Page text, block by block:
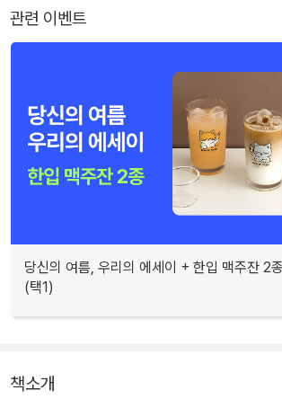
관련 이벤트
당신의 여름, 우리의 에세이 + 한입 맥주잔 2종
(택1)
책소개